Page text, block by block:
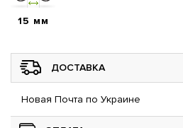
15 мм
ДОСТАВКА
Новая Почта по Украине